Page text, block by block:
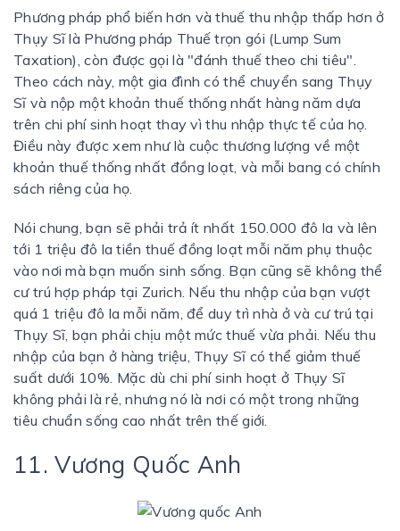
Phương pháp phổ biến hơn và thuế thu nhập thấp hơn ở
Thụy Sĩ là Phương pháp Thuế trọn gói (Lump Sum
Taxation), còn được gọi là "đánh thuế theo chi tiêu".
Theo cách này, một gia đình có thể chuyển sang Thụy
Sĩ và nộp một khoản thuế thống nhất hàng năm dựa
trên chi phí sinh hoạt thay vì thu nhập thực tế của họ.
Điều này được xem như là cuộc thương lượng về một
khoản thuế thống nhất đồng loạt, và mỗi bang có chính
sách riêng của họ.
Nói chung, bạn sẽ phải trả ít nhất 150.000 đô la và lên
tới 1 triệu đô la tiền thuế đồng loạt mỗi năm phụ thuộc
vào nơi mà bạn muốn sinh sống. Bạn cũng sẽ không thể
cư trú hợp pháp tại Zurich. Nếu thu nhập của bạn vượt
quá 1 triệu đô la mỗi năm, để duy trì nhà ở và cư trú tại
Thụy Sĩ, bạn phải chịu một mức thuế vừa phải. Nếu thu
nhập của bạn ở hàng triệu, Thụy Sĩ có thể giảm thuế
suất dưới 10%. Mặc dù chi phí sinh hoạt ở Thụy Sĩ
không phải là rẻ, nhưng nó là nơi có một trong những
tiêu chuẩn sống cao nhất trên thế giới.
11. Vương Quốc Anh